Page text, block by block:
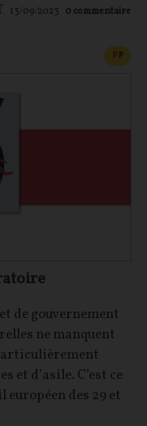
13/09/2023 0 commentaire
FP
de gouvernement
ne manquent
d’asile. C’est ce
européen des 29 et